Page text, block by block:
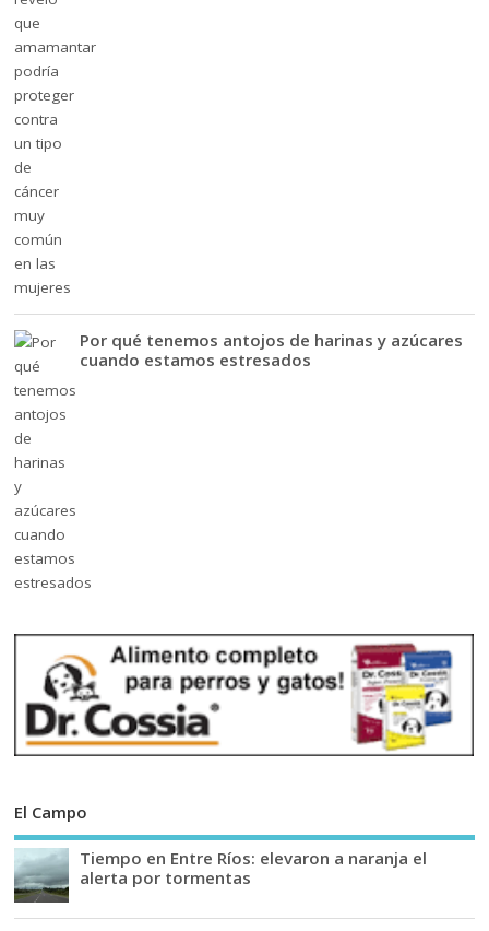
Por qué tenemos antojos de harinas y azúcares
cuando estamos estresados
El Campo
Tiempo en Entre Ríos: elevaron a naranja el
alerta por tormentas